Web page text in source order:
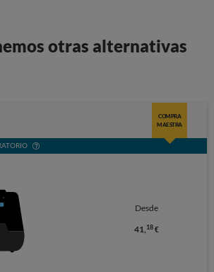
otras alternativas
COMPRA
MAESTRA
Desde
41,18€